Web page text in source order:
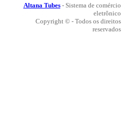
Altana Tubes- Sistema de comércio
eletrônico
Copyright © - Todos os direitos
reservados